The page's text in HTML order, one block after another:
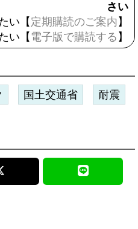
さい
い【 定期購読のご案内 】
い【 電子版で購読する 】
国土交通省 耐震